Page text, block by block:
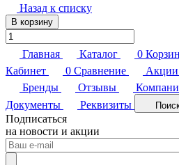
Назад к списку
В корзину
Главная Каталог 0
Кабинет
0 Сравнение Акции
Бренды
Отзывы
Документы
Реквизиты
Подписаться
на новости и акции